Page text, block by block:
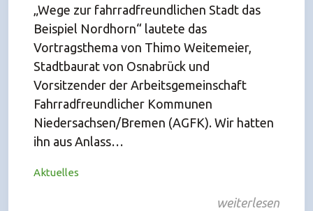
„Wege zur fahrradfreundlichen Stadt das
Beispiel Nordhorn“ lautete das
Vortragsthema von Thimo Weitemeier,
Stadtbaurat von Osnabrück und
Vorsitzender der Arbeitsgemeinschaft
Fahrradfreundlicher Kommunen
Niedersachsen/Bremen (AGFK). Wir hatten
ihn aus Anlass…
Aktuelles
weiterlesen